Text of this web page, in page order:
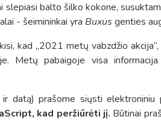
balto šilko kokone,
- šeimininkai yra Buxus genties
kad „2021 metų vabzdžio
Metų pabaigoje visa
datą) prašome siųsti elektroniniu
kad peržiūrėti jį. Būtinai